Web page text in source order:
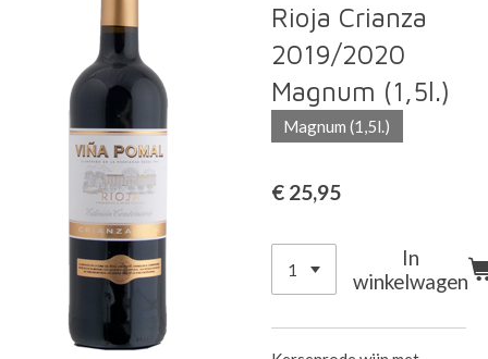
Rioja Crianza
2019/2020
Magnum (1,5l.)
Magnum (1,5l.)
€ 25,95
In
winkelwagen